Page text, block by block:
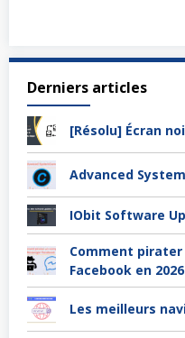
Derniers articles
[Résolu] Écran
Advanced
IObit Software
Comment
Facebook en 2026
Les meilleurs